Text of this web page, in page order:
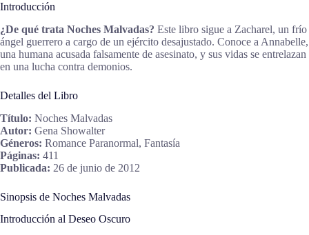
Introducción
¿De qué trata Noches Malvadas? Este libro sigue a Zacharel, un frío
ángel guerrero a cargo de un ejército desajustado. Conoce a Annabelle,
una humana acusada falsamente de asesinato, y sus vidas se entrelazan
en una lucha contra demonios.
Detalles del Libro
Título: Noches Malvadas
Autor: Gena Showalter
Géneros: Romance Paranormal, Fantasía
Páginas: 411
Publicada: 26 de junio de 2012
Sinopsis de Noches Malvadas
Introducción al Deseo Oscuro